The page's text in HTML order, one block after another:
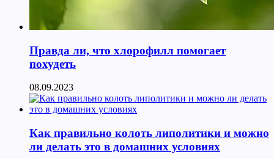
Правда ли, что хлорофилл помогает
похудеть
08.09.2023
Как правильно колоть липолитики и можно
ли делать это в домашних условиях